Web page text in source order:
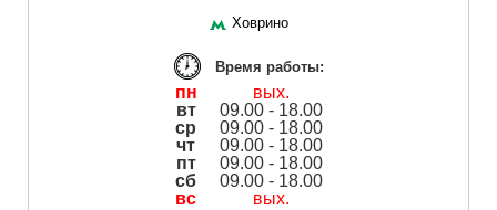
Ховрино
Время работы:
пн
вых.
вт
09.00 - 18.00
ср
09.00 - 18.00
чт
09.00 - 18.00
пт
09.00 - 18.00
сб
09.00 - 18.00
вс
вых.